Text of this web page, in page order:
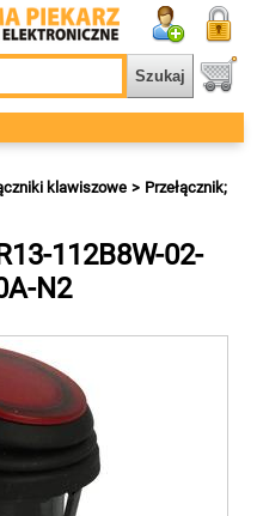
klawiszowe
Przełącznik;
112B8W-02-
N2